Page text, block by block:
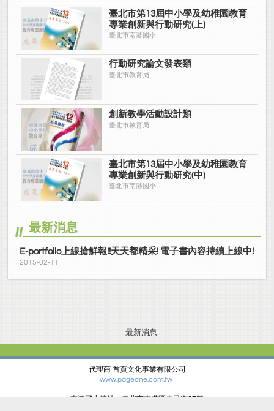
臺北市第13屆中小學及幼稚園教育
專業創新與行動研究(上)
臺北市南港國小
行動研究論文發表類
臺北市教育局
創新教學活動設計類
臺北市教育局
臺北市第13屆中小學及幼稚園教育
專業創新與行動研究(中)
臺北市南港國小
最新消息
E-portfolio上線搶鮮報!!天天都精采! 電子書內容持續上線中!
2015-02-11
最新消息
代理商 首頁文化事業有限公司
www.pageone.com.tw
南港國小校址：臺北市南港區惠民街67號